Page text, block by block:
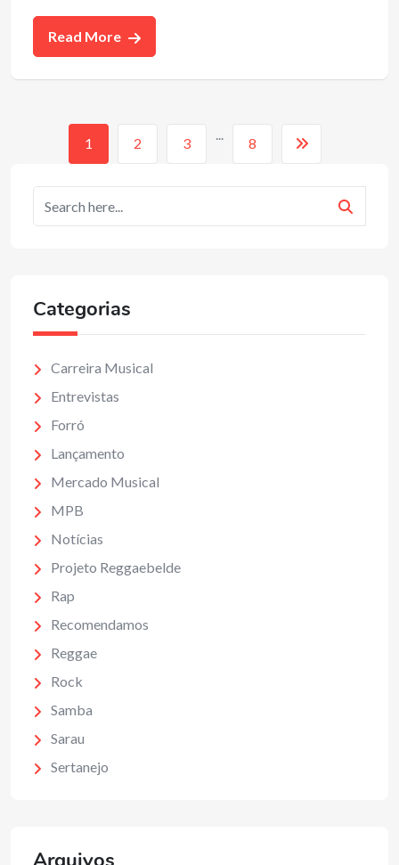
Read More
1 2 3 8
Categorias
Carreira Musical
Entrevistas
Forró
Lançamento
Mercado Musical
MPB
Notícias
Projeto Reggaebelde
Rap
Recomendamos
Reggae
Rock
Samba
Sarau
Sertanejo